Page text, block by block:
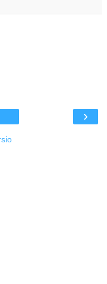
›